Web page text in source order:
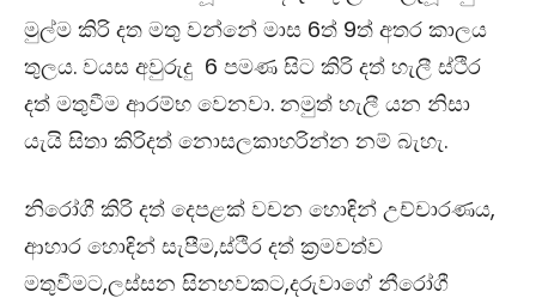
මුල්ම කිරි දත මතු වන්නේ මාස 6ත් 9ත් අතර කාලය
තුලය. වයස අවුරුදු 6 පමණ සිට කිරි දත් හැලී ස්ථිර
දත් මතුවීම ආරම්භ වෙනවා. නමුත් හැලී යන නිසා
යැයි සිතා කිරිදත් නොසලකාහරින්න නම් බැහැ.
නිරෝගී කිරි දත් දෙපළක් වචන හොඳින් උච්චාරණය,
ආහාර හොඳින් සැපීම,ස්ථිර දත් ක්‍රමවත්ව
මතුවීමට,ලස්සන සිනහවකට,දරුවාගේ නීරෝගී